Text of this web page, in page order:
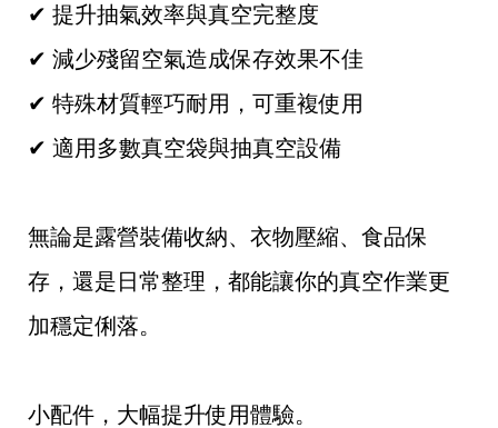
✔ 提升抽氣效率與真空完整度
✔ 減少殘留空氣造成保存效果不佳
✔ 特殊材質輕巧耐用，可重複使用
✔ 適用多數真空袋與抽真空設備
無論是露營裝備收納、衣物壓縮、食品保
存，還是日常整理，都能讓你的真空作業更
加穩定俐落。
小配件，大幅提升使用體驗。